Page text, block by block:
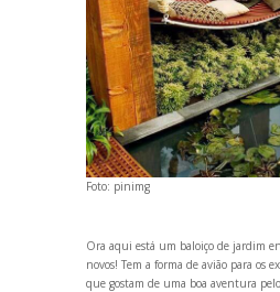
Foto: pinimg
Ora aqui está um baloiço de jardim
novos! Tem a forma de avião para os
que gostam de uma boa aventura